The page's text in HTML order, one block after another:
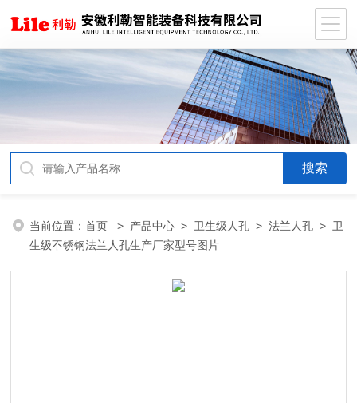
当前位置：首页 > 产品中心 > 卫生级人孔 >法兰人孔 > 卫
生级不锈钢法兰人孔生产厂家型号图片